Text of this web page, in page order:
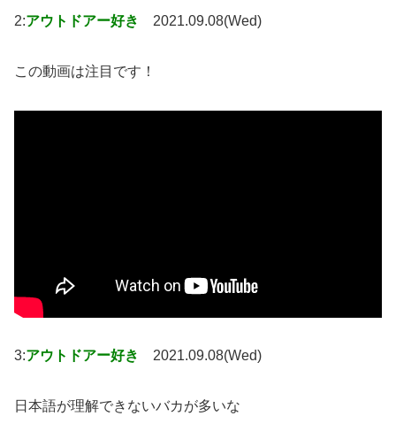
2:アウトドアー好き 2021.09.08(Wed)
この動画は注目です！
3:アウトドアー好き 2021.09.08(Wed)
日本語が理解できないバカが多いな